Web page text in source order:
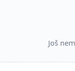
Još